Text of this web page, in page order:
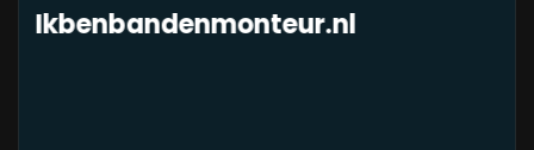
Ikbenbandenmonteur.nl